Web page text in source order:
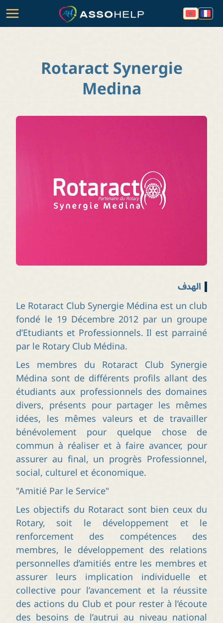
Rotaract Synergie
Medina
الهدف
Le Rotaract Club Synergie Médina est un club
fondé le 19 Décembre 2012 par un groupe
d’Etudiants et Professionnels. Il est parrainé
par le Rotary Club Médina.
Les membres du Rotaract Club Synergie
Médina sont de différents profils allant des
étudiants aux professionnels des domaines
divers, présents pour partager les mêmes
idées, les mêmes valeurs et de travailler
bénévolement pour quelque chose de
commun à réaliser et à faire avancer, pour
assurer au final, un progrès Professionnel,
social, culturel et économique.
"Amitié Par le Service"
Les objectifs du Rotaract sont bien ceux du
Rotary, soit le développement et le
renforcement des compétences des
membres, le développement des relations
personnelles d’amitiés entre les membres et
assurer leurs implication individuelle et
collective pour l’avancement et la réussite
des actions du Club et pour rester à l’écoute
des besoins de l’autrui au niveau national